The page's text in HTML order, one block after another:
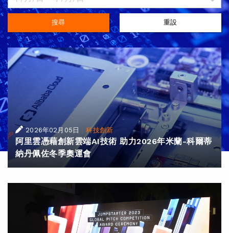
搜尋 重設
2026年02月05日 |科技創新
阿里雲憑藉創新雲端AI技術 助力2026年米蘭-科爾蒂
納丹佩佐冬季奧運會